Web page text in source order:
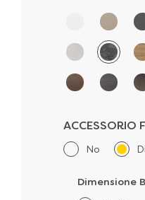
ACCESSORIO
No
Dimensione